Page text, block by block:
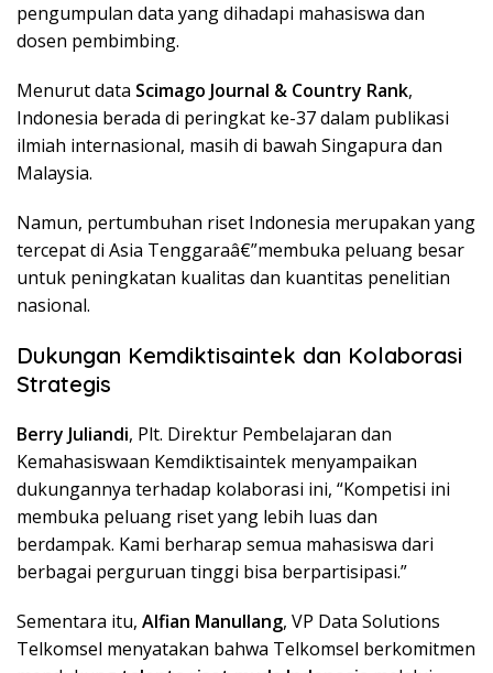
pengumpulan data yang dihadapi mahasiswa dan
dosen pembimbing.
Menurut data Scimago Journal & Country Rank,
Indonesia berada di peringkat ke-37 dalam publikasi
ilmiah internasional, masih di bawah Singapura dan
Malaysia.
Namun, pertumbuhan riset Indonesia merupakan yang
tercepat di Asia Tenggaraâ€”membuka peluang besar
untuk peningkatan kualitas dan kuantitas penelitian
nasional.
Dukungan Kemdiktisaintek dan Kolaborasi
Strategis
Berry Juliandi, Plt. Direktur Pembelajaran dan
Kemahasiswaan Kemdiktisaintek menyampaikan
dukungannya terhadap kolaborasi ini, “Kompetisi ini
membuka peluang riset yang lebih luas dan
berdampak. Kami berharap semua mahasiswa dari
berbagai perguruan tinggi bisa berpartisipasi.”
Sementara itu, Alfian Manullang, VP Data Solutions
Telkomsel menyatakan bahwa Telkomsel berkomitmen